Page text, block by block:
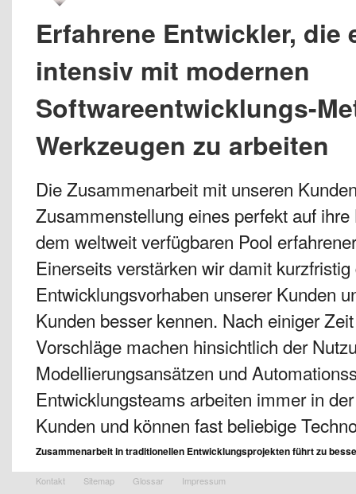
Erfahrene Entwickler, die
intensiv mit modernen
Softwareentwicklungs-
Werkzeugen zu arbeiten
Die Zusammenarbeit mit unseren
Zusammenstellung eines perfekt auf
dem weltweit verfügbaren Pool
Einerseits verstärken wir damit
Entwicklungsvorhaben unserer Kunden
Kunden besser kennen. Nach einiger
Vorschläge machen hinsichtlich der
Modellierungsansätzen und
Entwicklungsteams arbeiten immer in
Kunden und können fast beliebige
Zusammenarbeit in traditionellen Entwicklungsprojekten führt zu
Kontakt Sitemap Glossar Impressum